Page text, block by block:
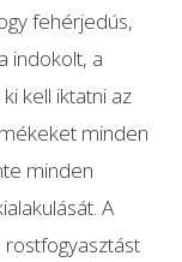
fehérjedús,
indokolt, a
kell iktatni az
minden
minden
A